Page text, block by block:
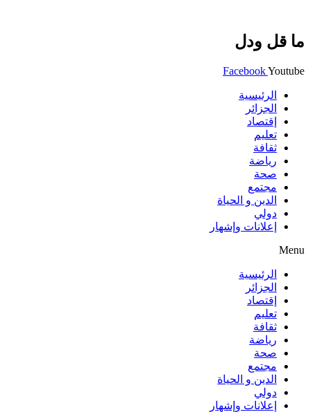
ما قل ودل
FacebookYoutube
الرئيسية
الجزائر
إقتصاد
تعليم
ثقافة
رياضة
صحة
مجتمع
الدين و الحياة
دولي
إعلانات وإشهار
Menu
الرئيسية
الجزائر
إقتصاد
تعليم
ثقافة
رياضة
صحة
مجتمع
الدين و الحياة
دولي
إعلانات وإشهار